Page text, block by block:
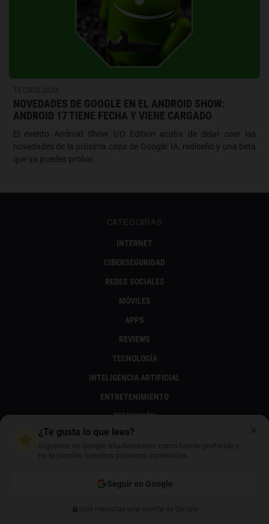
NOVEDADES DE GOOGLE EN EL ANDROID SHOW:
ANDROID 17 TIENE FECHA Y VIENE CARGADO
El evento Android Show I/O Edition acaba de dejar caer las
novedades de la próxima capa de Google: IA, rediseño y una beta
que ya puedes probar.
CATEGORÍAS
INTERNET
CIBERSEGURIDAD
REDES SOCIALES
MÓVILES
APPS
REVIEWS
TECNOLOGÍA
INTELIGENCIA ARTIFICIAL
ENTRETENIMIENTO
TELEVISIÓN
MÚSICA
¿Te gusta lo que lees?
Seguir en Google